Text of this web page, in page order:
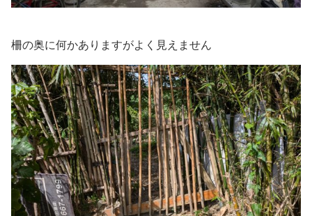
柵の奥に何かありますがよく見えません